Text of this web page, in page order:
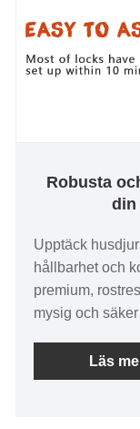
Robusta
din
Upptäck
hållbarhet och
premium,
mysig och
rengöra
perfekta för
Läs